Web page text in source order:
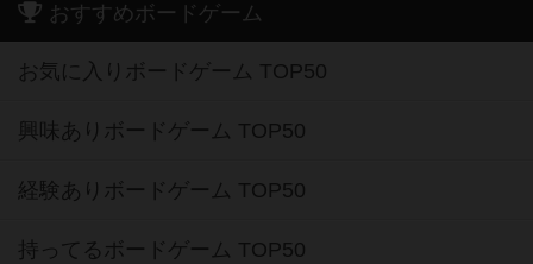
おすすめボードゲーム
お気に入りボードゲーム TOP50
興味ありボードゲーム TOP50
経験ありボードゲーム TOP50
持ってるボードゲーム TOP50